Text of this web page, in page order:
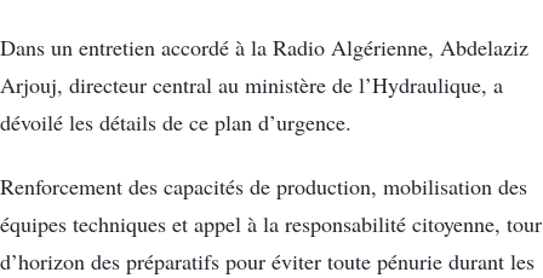
Dans un entretien accordé à la Radio Algérienne, Abdelaziz
Arjouj, directeur central au ministère de l’Hydraulique, a
dévoilé les détails de ce plan d’urgence.
Renforcement des capacités de production, mobilisation des
équipes techniques et appel à la responsabilité citoyenne, tour
d’horizon des préparatifs pour éviter toute pénurie durant les